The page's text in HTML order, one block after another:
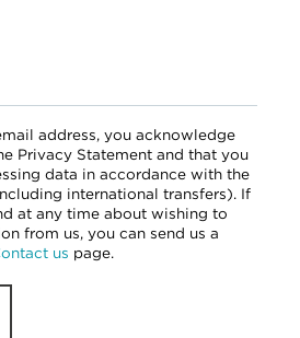
address, you acknowledge
Privacy Statement and that you
data in accordance with the
international transfers). If
at any time about wishing to
from us, you can send us a
us page.